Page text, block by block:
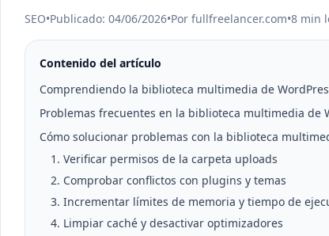
SEO•Publicado: 04/06/2026•Por fullfreelancer.com•8 min
Contenido del artículo
Comprendiendo la biblioteca multimedia de
Problemas frecuentes en la biblioteca multimedia de
Cómo solucionar problemas con la biblioteca
1. Verificar permisos de la carpeta uploads
2. Comprobar conflictos con plugins y temas
3. Incrementar límites de memoria y tiempo de
4. Limpiar caché y desactivar optimizadores